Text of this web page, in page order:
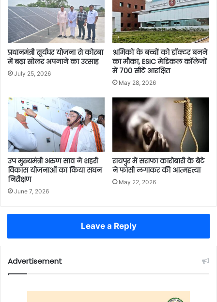
प्रधानमंत्री सूर्यघर योजना से कोरबा
में बढ़ा सोलर अपनाने का उत्साह
July 25, 2026
श्रमिकों के बच्चों को डॉक्टर बनने
का मौका, ESIC मेडिकल कॉलेजों
में 700 सीटें आरक्षित
May 28, 2026
उप मुख्यमंत्री अरुण साव ने शहरी
विकास योजनाओं का किया सघन
निरीक्षण
June 7, 2026
रायपुर में सराफा कारोबारी के बेटे
ने फांसी लगाकर की आत्महत्या
May 22, 2026
Leave a Reply
Advertisement